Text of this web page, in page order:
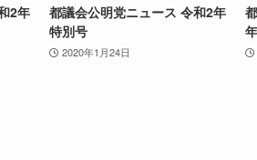
2年
都議会公明党ニュース 令和2年
特別号
2020年1月24日